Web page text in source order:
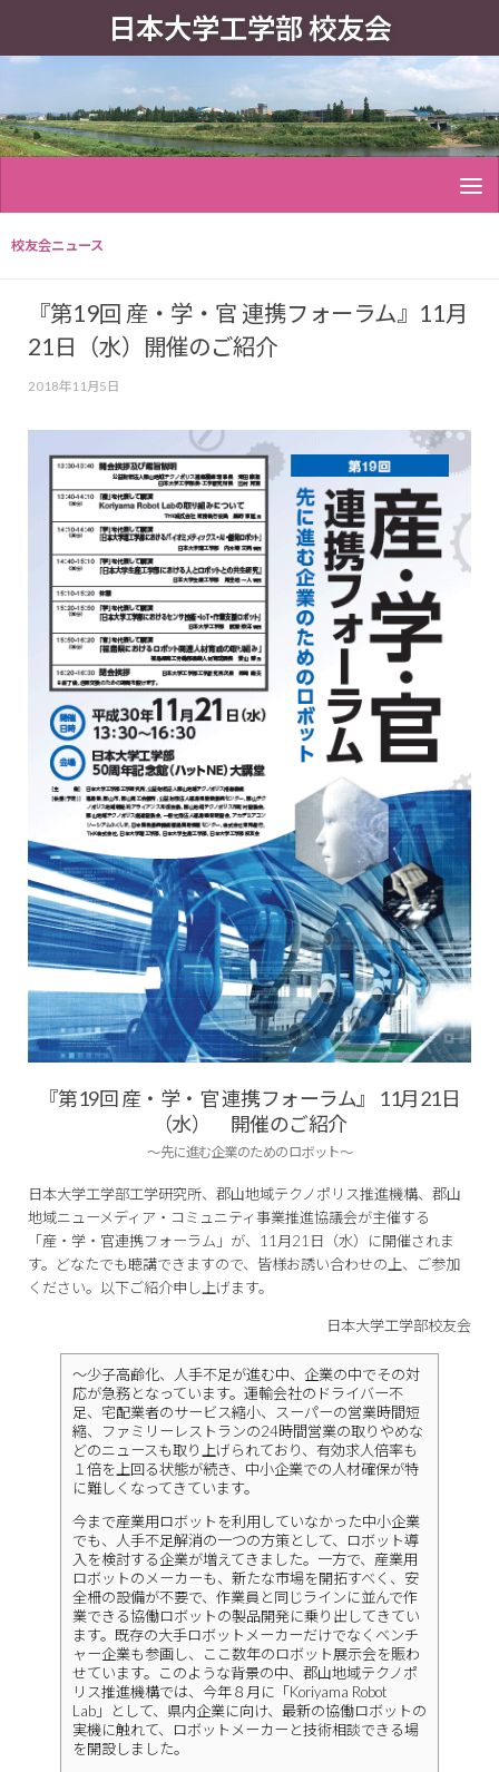
日本大学工学部 校友会
校友会ニュース
『第19回 産・学・官 連携フォーラム』11月
21日（水）開催のご紹介
2018年11月5日
『第19回 産・学・官 連携フォーラム』 11月21日
（水） 開催のご紹介
～先に進む企業のためのロボット～
日本大学工学部工学研究所、郡山地域テクノポリス推進機構、郡山
地域ニューメディア・コミュニティ事業推進協議会が主催する
「産・学・官連携フォーラム」が、11月21日（水）に開催されま
す。どなたでも聴講できますので、皆様お誘い合わせの上、ご参加
ください。以下ご紹介申し上げます。
日本大学工学部校友会
～少子高齢化、人手不足が進む中、企業の中でその対
応が急務となっています。運輸会社のドライバー不
足、宅配業者のサービス縮小、スーパーの営業時間短
縮、ファミリーレストランの24時間営業の取りやめな
どのニュースも取り上げられており、有効求人倍率も
１倍を上回る状態が続き、中小企業での人材確保が特
に難しくなってきています。
今まで産業用ロボットを利用していなかった中小企業
でも、人手不足解消の一つの方策として、ロボット導
入を検討する企業が増えてきました。一方で、産業用
ロボットのメーカーも、新たな市場を開拓すべく、安
全柵の設備が不要で、作業員と同じラインに並んで作
業できる協働ロボットの製品開発に乗り出してきてい
ます。既存の大手ロボットメーカーだけでなくベンチ
ャー企業も参画し、ここ数年のロボット展示会を賑わ
せています。このような背景の中、郡山地域テクノポ
リス推進機構では、今年８月に「Koriyama Robot
Lab」として、県内企業に向け、最新の協働ロボットの
実機に触れて、ロボットメーカーと技術相談できる場
を開設しました。